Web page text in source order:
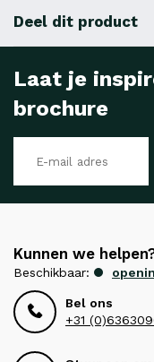
Deel dit product
Laat je
brochure
Kunnen we
Beschikbaar:
Bel ons
+31